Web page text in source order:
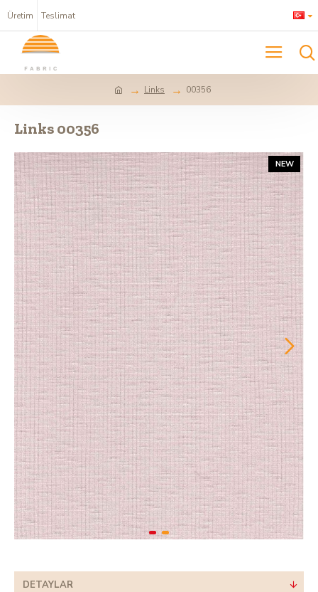
Üretim Teslimat
Links 00356
Links 00356
NEW
DETAYLAR